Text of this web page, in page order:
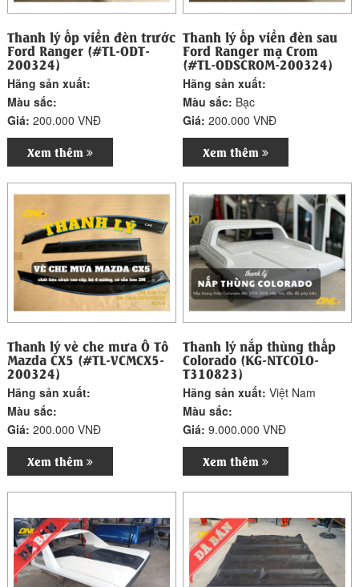
Thanh lý ốp viền đèn trước
Ford Ranger (#TL-ODT-
200324)
Hãng sản xuất:
Màu sắc:
Giá:200.000 VNĐ
Xem thêm
Thanh lý ốp viền đèn sau
Ford Ranger mạ Crom
(#TL-ODSCROM-200324)
Hãng sản xuất:
Màu sắc: Bạc
Giá:200.000 VNĐ
Xem thêm
Thanh lý vè che mưa Ô Tô
Mazda CX5 (#TL-VCMCX5-
200324)
Hãng sản xuất:
Màu sắc:
Giá:200.000 VNĐ
Xem thêm
Thanh lý nắp thùng thấp
Colorado (KG-NTCOLO-
T310823)
Hãng sản xuất:Việt Nam
Màu sắc:
Giá:9.000.000 VNĐ
Xem thêm